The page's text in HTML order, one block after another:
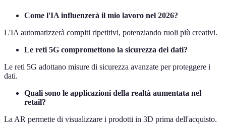
Come l'IA influenzerà il mio lavoro nel 2026?
L'IA automatizzerà compiti ripetitivi, potenziando ruoli più creativi.
Le reti 5G compromettono la sicurezza dei dati?
Le reti 5G adottano misure di sicurezza avanzate per proteggere i
dati.
Quali sono le applicazioni della realtà aumentata nel
retail?
La AR permette di visualizzare i prodotti in 3D prima dell'acquisto.